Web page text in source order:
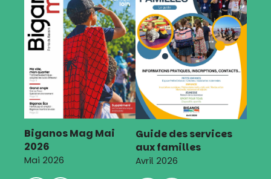
Biganos Mag Mai
2026
Mai 2026
Guide des services
aux familles
Avril 2026